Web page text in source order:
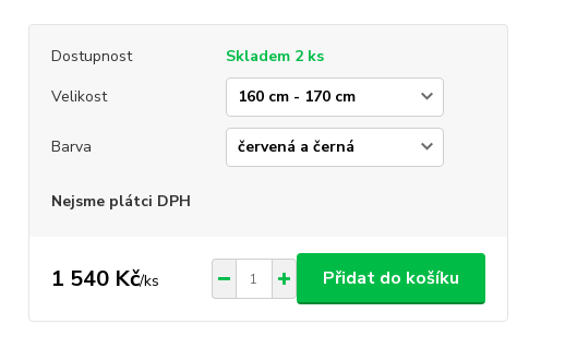
Dostupnost
Skladem 2 ks
Velikost
Barva
Nejsme plátci DPH
1 540 Kč/ks Přidat do košíku